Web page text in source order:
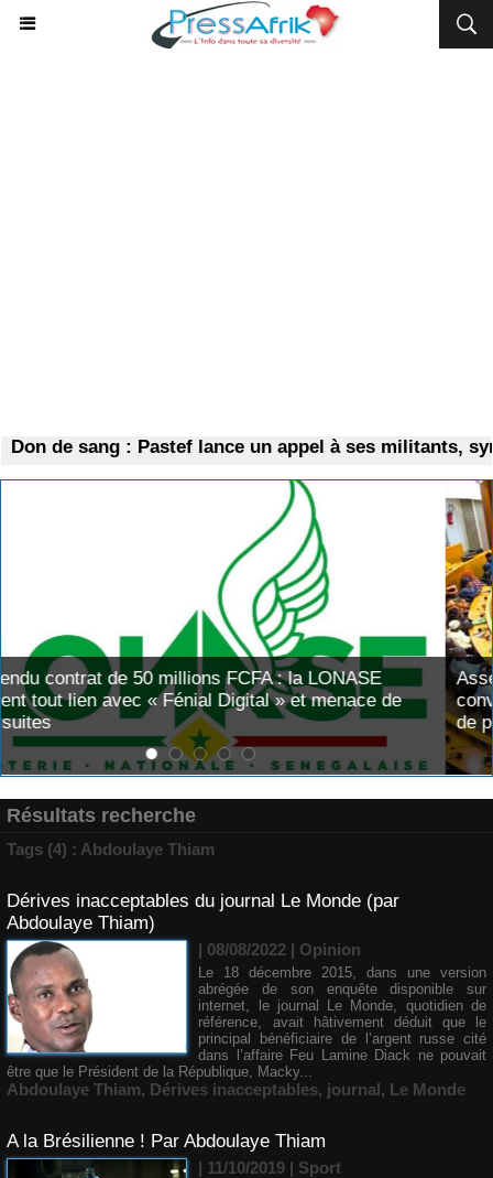
de sang : Pastef lance un appel à ses militants,
de
Assemblée nationale : une session
convoquée sur les exonérations fiscales et
de pêche
Résultats recherche
Tags (4) : Abdoulaye Thiam
Dérives inacceptables du journal Le Monde (par
Abdoulaye Thiam)
| 08/08/2022 | Opinion
Le 18 décembre 2015, dans une version
abrégée de son enquête disponible sur
internet, le journal Le Monde, quotidien de
référence, avait hâtivement déduit que le
principal bénéficiaire de l’argent russe cité
dans l’affaire Feu Lamine Diack ne pouvait
être que le Président de la République, Macky...
Abdoulaye Thiam, Dérives inacceptables, journal, Le Monde
A la Brésilienne ! Par Abdoulaye Thiam
| 11/10/2019 | Sport